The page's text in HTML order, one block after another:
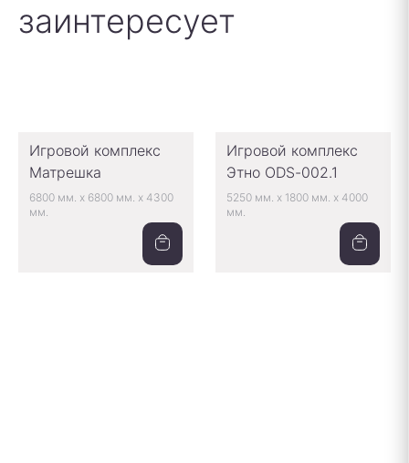
заинтересует
Игровой комплекс
Матрешка
6800 мм. x 6800 мм. x 4300
мм.
Игровой комплекс
Этно ODS-002.1
5250 мм. x 1800 мм. x 4000
мм.